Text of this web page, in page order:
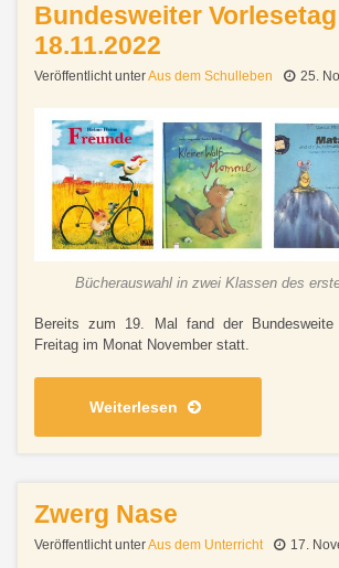
Bundesweiter
18.11.2022
Veröffentlicht unterAus dem Schulleben 25.
Bücherauswahl in zwei Klassen des
Bereits zum 19. Mal fand der
Freitag im Monat November statt.
Weiterlesen
Zwerg Nase
Veröffentlicht unterAus dem Unterricht 17.